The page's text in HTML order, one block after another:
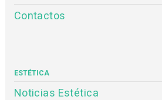
Contactos
ESTÉTICA
Noticias Estética